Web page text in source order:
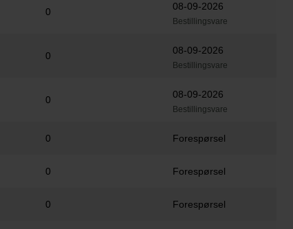
0 08-09-2026
Bestillingsvare
0 08-09-2026
Bestillingsvare
0 08-09-2026
Bestillingsvare
0 Forespørsel
0 Forespørsel
0 Forespørsel